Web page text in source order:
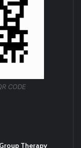
CODE
Therapy